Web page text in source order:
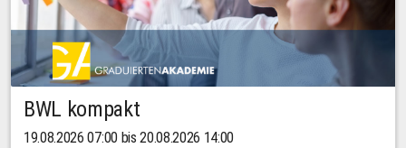
BWL kompakt
19.08.2026 07:00 bis 20.08.2026 14:00